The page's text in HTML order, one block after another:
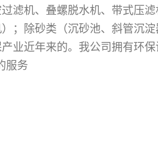
过滤机、叠螺脱水机、带式压
；除砂类（沉砂池、斜管沉
业近年来的。我公司拥有环
服务